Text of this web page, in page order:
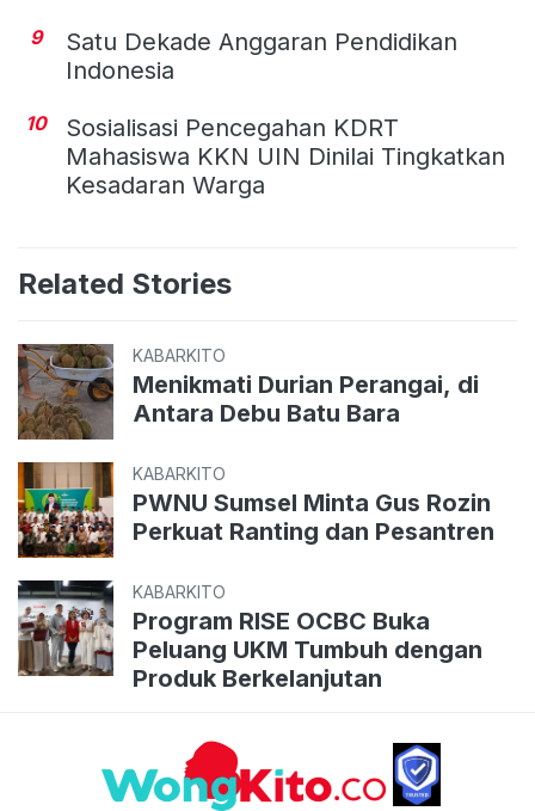
9
Satu Dekade Anggaran Pendidikan
Indonesia
10
Sosialisasi Pencegahan KDRT
Mahasiswa KKN UIN Dinilai Tingkatkan
Kesadaran Warga
Related Stories
KABARKITO
Menikmati Durian Perangai, di
Antara Debu Batu Bara
KABARKITO
PWNU Sumsel Minta Gus Rozin
Perkuat Ranting dan Pesantren
KABARKITO
Program RISE OCBC Buka
Peluang UKM Tumbuh dengan
Produk Berkelanjutan